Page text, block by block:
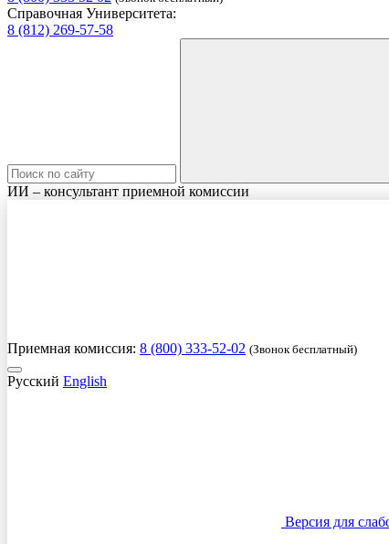
Справочная Университета:
8 (812) 269-57-58
ИИ – консультант приемной комиссии
Приемная комиссия: 8 (800) 333-52-02 (Звонок бесплатный)
Русский English
Версия для